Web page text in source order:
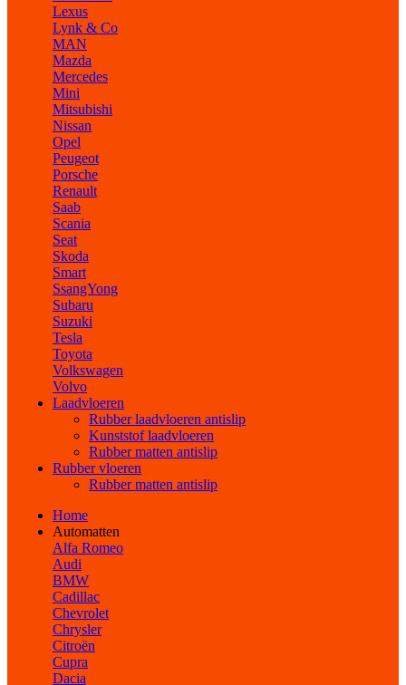
Lexus
Lynk & Co
MAN
Mazda
Mercedes
Mini
Mitsubishi
Nissan
Opel
Peugeot
Porsche
Renault
Saab
Scania
Seat
Skoda
Smart
SsangYong
Subaru
Suzuki
Tesla
Toyota
Volkswagen
Volvo
Laadvloeren
Rubber laadvloeren antislip
Kunststof laadvloeren
Rubber matten antislip
Rubber vloeren
Rubber matten antislip
Home
Automatten
Alfa Romeo
Audi
BMW
Cadillac
Chevrolet
Chrysler
Citroën
Cupra
Dacia